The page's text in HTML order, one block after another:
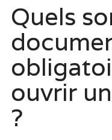
Quels
ouvrir
?